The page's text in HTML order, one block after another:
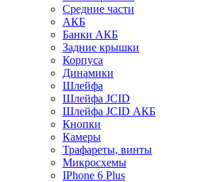
Средние части
АКБ
Банки АКБ
Задние крышки
Корпуса
Динамики
Шлейфа
Шлейфа JCID
Шлейфа JCID АКБ
Кнопки
Камеры
Трафареты, винты
Микросхемы
IPhone 6 Plus